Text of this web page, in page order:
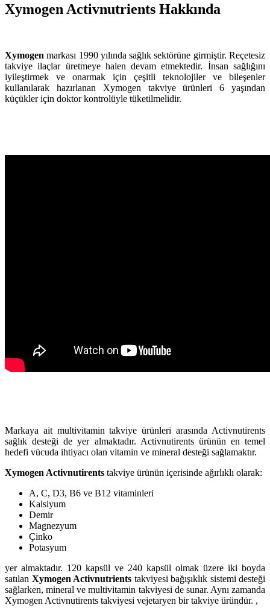
Xymogen Activnutrients Hakkında
Xymogen markası 1990 yılında sağlık sektörüne girmiştir. Reçetesiz
takviye ilaçlar üretmeye halen devam etmektedir. İnsan sağlığını
iyileştirmek ve onarmak için çeşitli teknolojiler ve bileşenler
kullanılarak hazırlanan Xymogen takviye ürünleri 6 yaşından
küçükler için doktor kontrolüyle tüketilmelidir.
Markaya ait multivitamin takviye ürünleri arasında Activnutirents
sağlık desteği de yer almaktadır. Activnutirents ürünün en temel
hedefi vücuda ihtiyacı olan vitamin ve mineral desteği sağlamaktır.
Xymogen Activnutirents takviye ürünün içerisinde ağırlıklı olarak:
A, C, D3, B6 ve B12 vitaminleri
Kalsiyum
Demir
Magnezyum
Çinko
Potasyum
yer almaktadır. 120 kapsül ve 240 kapsül olmak üzere iki boyda
satılan Xymogen Activnutrients takviyesi bağışıklık sistemi desteği
sağlarken, mineral ve multivitamin takviyesi de sunar. Aynı zamanda
Xymogen Activnutirents takviyesi vejetaryen bir takviye üründür. ,